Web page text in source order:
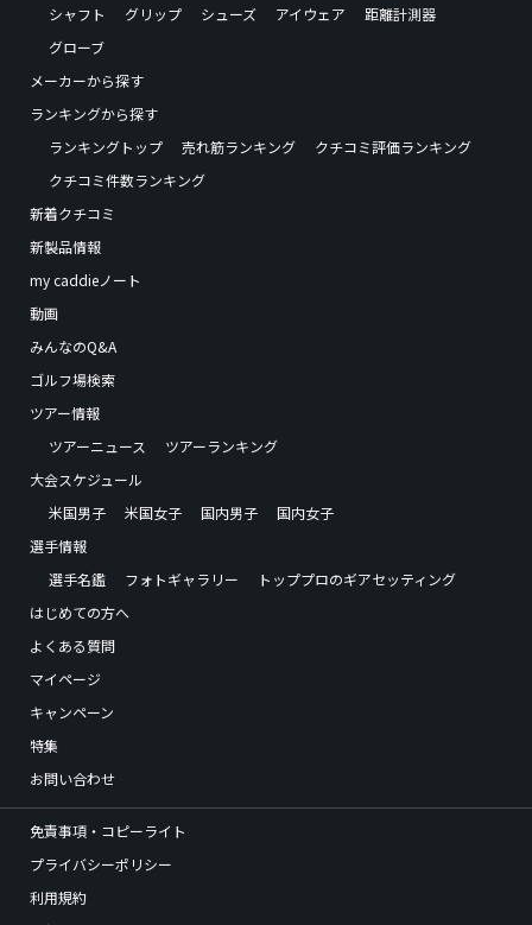
シャフト
グリップ シューズ アイウェア
距離計測器
グローブ
メーカーから探す
ランキングから探す
ランキングトップ
売れ筋ランキング
クチコミ評価ランキング
クチコミ件数ランキング
新着クチコミ
新製品情報
my caddieノート
動画
みんなのQ&A
ゴルフ場検索
ツアー情報
ツアーニュース
ツアーランキング
大会スケジュール
米国男子
米国女子 国内男子
国内女子
選手情報
選手名鑑
フォトギャラリー
トッププロのギアセッティング
はじめての方へ
よくある質問
マイページ
キャンペーン
特集
お問い合わせ
免責事項・コピーライト
プライバシーポリシー
利用規約